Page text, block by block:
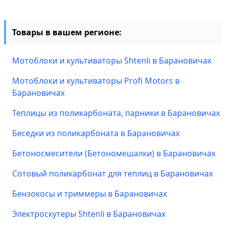
Товары в вашем регионе:
Мотоблоки и культиваторы Shtenli в Барановичах
Мотоблоки и культиваторы Profi Motors в
Барановичах
Теплицы из поликарбоната, парники в Барановичах
Беседки из поликарбоната в Барановичах
Бетоносмесители (Бетономешалки) в Барановичах
Сотовый поликарбонат для теплиц в Барановичах
Бензокосы и триммеры в Барановичах
Электроскутеры Shtenli в Барановичах